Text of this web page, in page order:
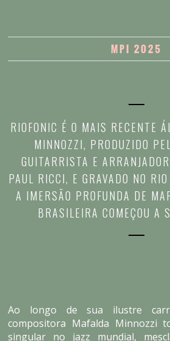
MPI 2025
RIOFONIC É O MAIS RECENTE
MINNOZZI, PRODUZIDO
GUITARRISTA E
PAUL RICCI, E GRAVADO NO
A IMERSÃO PROFUNDA DE
BRASILEIRA COMEÇOU A
Ao longo de sua ilustre
compositora Mafalda Minnozzi
singular no jazz mundial,